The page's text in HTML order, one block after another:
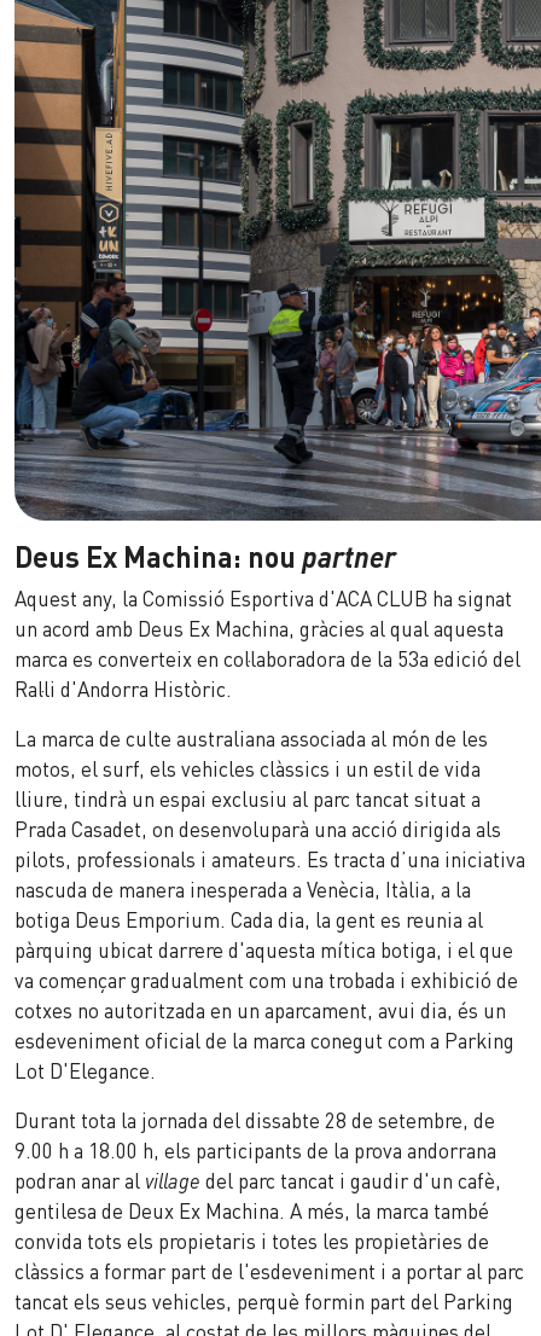
Deus Ex Machina: nou partner
Aquest any, la Comissió Esportiva d'ACA CLUB ha signat
un acord amb Deus Ex Machina, gràcies al qual aquesta
marca es converteix en col·laboradora de la 53a edició del
Ral·li d'Andorra Històric.
La marca de culte australiana associada al món de les
motos, el surf, els vehicles clàssics i un estil de vida
lliure, tindrà un espai exclusiu al parc tancat situat a
Prada Casadet, on desenvoluparà una acció dirigida als
pilots, professionals i amateurs. Es tracta d’una iniciativa
nascuda de manera inesperada a Venècia, Itàlia, a la
botiga Deus Emporium. Cada dia, la gent es reunia al
pàrquing ubicat darrere d'aquesta mítica botiga, i el que
va començar gradualment com una trobada i exhibició de
cotxes no autoritzada en un aparcament, avui dia, és un
esdeveniment oficial de la marca conegut com a Parking
Lot D'Elegance.
Durant tota la jornada del dissabte 28 de setembre, de
9.00 h a 18.00 h, els participants de la prova andorrana
podran anar al village del parc tancat i gaudir d'un cafè,
gentilesa de Deux Ex Machina. A més, la marca també
convida tots els propietaris i totes les propietàries de
clàssics a formar part de l'esdeveniment i a portar al parc
tancat els seus vehicles, perquè formin part del Parking